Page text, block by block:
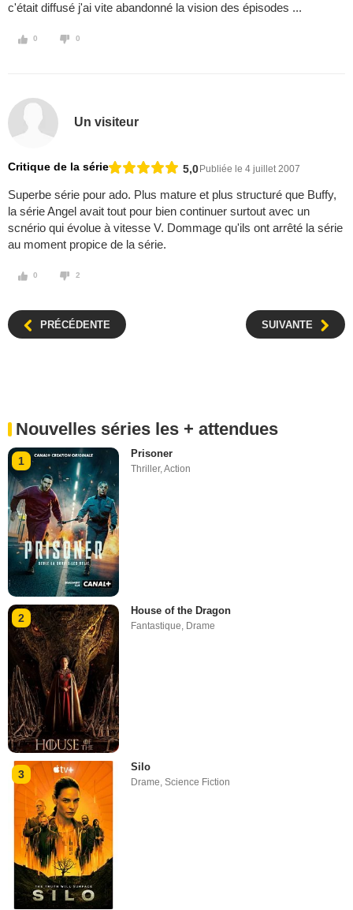
c'était diffusé j'ai vite abandonné la vision des épisodes ...
0 0
Un visiteur
Critique de la série 5,0 Publiée le 4 juillet 2007
Superbe série pour ado. Plus mature et plus structuré que Buffy,
la série Angel avait tout pour bien continuer surtout avec un
scnério qui évolue à vitesse V. Dommage qu'ils ont arrêté la série
au moment propice de la série.
0 2
PRÉCÉDENTE SUIVANTE
Nouvelles séries les + attendues
1
Prisoner
Thriller,Action
2
House of the Dragon
Fantastique Drame
3
Silo
Drame,Science Fiction